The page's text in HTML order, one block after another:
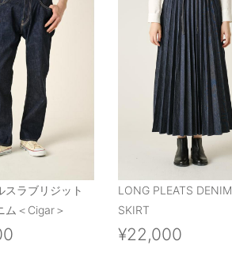
スラブリジット
ム＜Cigar＞
LONG PLEATS DENIM
SKIRT
¥22,000